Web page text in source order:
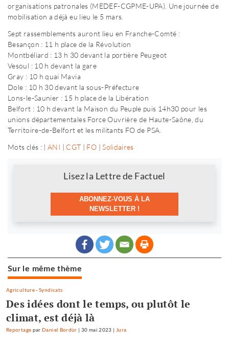
organisations patronales (MEDEF-CGPME-UPA). Une journée de
mobilisation a déjà eu lieu le 5 mars.
Sept rassemblements auront lieu en Franche-Comté :
Besançon : 11 h place de la Révolution
Montbéliard : 13 h 30 devant la portière Peugeot
Vesoul : 10 h devant la gare
Gray : 10 h quai Mavia
Dole : 10 h 30 devant la sous-Préfecture
Lons-le-Saunier : 15 h place de la Libération
Belfort : 10 h devant la Maison du Peuple puis 14h30 pour les
unions départementales Force Ouvrière de Haute-Saône, du
Territoire-de-Belfort et les militants FO de PSA.
Mots clés : |ANI | CGT | FO |Solidaires
Lisez la Lettre de Factuel
ABONNEZ-VOUS À LA
NEWSLETTER !
Sur le même thème
Agriculture-Syndicats
Des idées dont le temps, ou plutôt le
climat, est déjà là
Reportage parDaniel Bordür | 30 mai 2023 | Jura